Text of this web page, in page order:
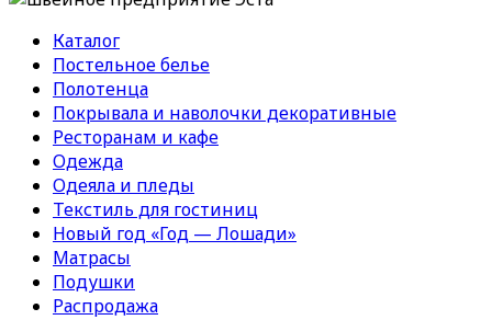
Каталог
Постельное белье
Полотенца
Покрывала и наволочки декоративные
Ресторанам и кафе
Одежда
Одеяла и пледы
Текстиль для гостиниц
Новый год «Год — Лошади»
Матрасы
Подушки
Распродажа